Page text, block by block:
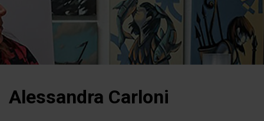
Alessandra Carloni